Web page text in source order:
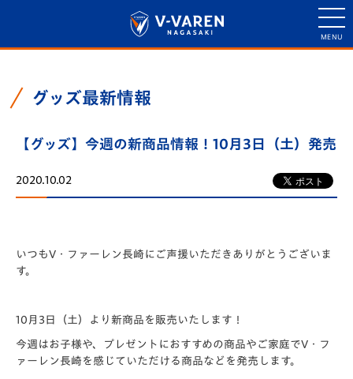
グッズ最新情報
【グッズ】今週の新商品情報！10月3日（土）発売
2020.10.02
いつもV・ファーレン長崎にご声援いただきありがとうございま
す。
10月3日（土）より新商品を販売いたします！
今週はお子様や、プレゼントにおすすめの商品やご家庭でV・フ
ァーレン長崎を感じていただける商品などを発売します。